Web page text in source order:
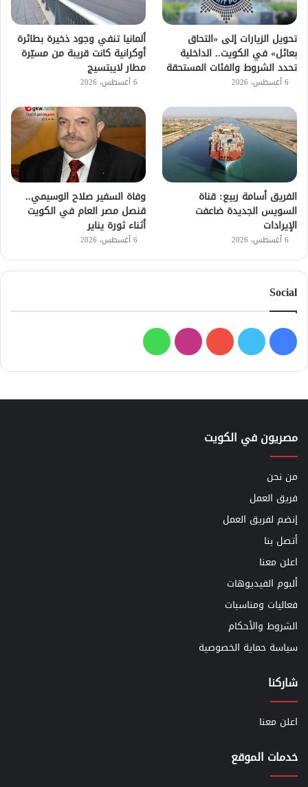
تحويل الزيارات إلى «التحاق
بعائل» في الكويت.. الداخلية
تحدد الشروط والفئات المستحقة
6 أغسطس، 2026
ألمانيا تنفي وجود ذخيرة بطائرة
أوكرانية كانت قريبة من مسيّرة
مطار لايبتسيج
6 أغسطس، 2026
الفريق أسامة ربيع: قناة
السويس الجديدة ضاعفت
الإيرادات
6 أغسطس، 2026
وفاة السفير صلاح الوسيمي..
قنصل مصر العام في الكويت
أثناء ثورة يناير
6 أغسطس، 2026
Social
فيسبوك
تويتر يوتيوبانستقرامواتساب
مصريون في الكويت
من نحن
فريق العمل
إنضم لفريق العمل
أتصل بنا
اعلن معنا
ألبوم الفيديوهات
فعاليات ومناسبات
الشروط والأحكام
سياسة حماية الخصوصية
شاركنا
اعلن معنا
خدمات الموقع